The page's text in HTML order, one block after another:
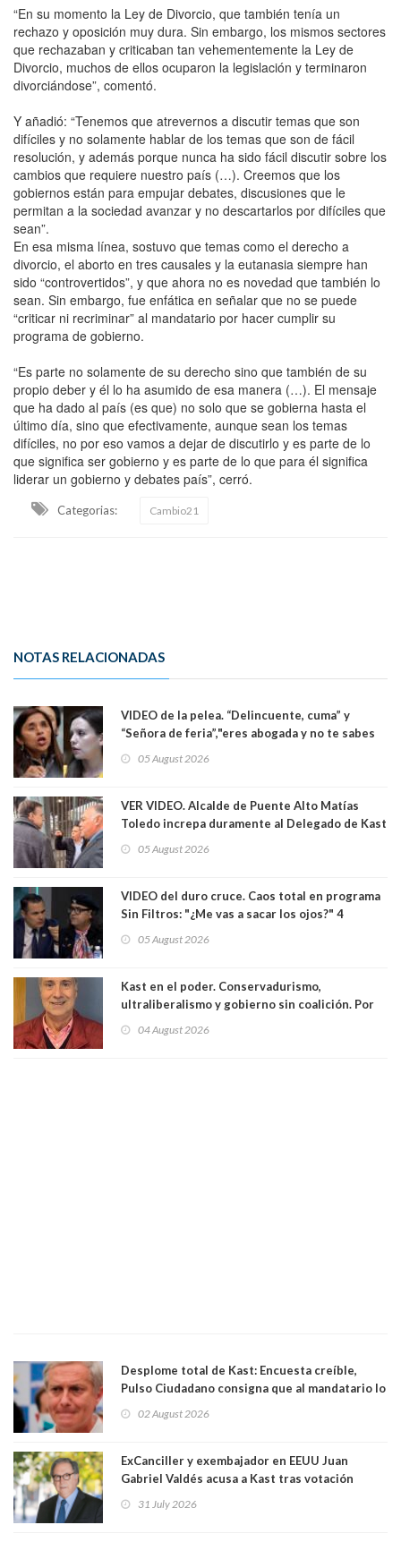
“En su momento la Ley de Divorcio, que también tenía un
rechazo y oposición muy dura. Sin embargo, los mismos sectores
que rechazaban y criticaban tan vehementemente la Ley de
Divorcio, muchos de ellos ocuparon la legislación y terminaron
divorciándose”, comentó.
Y añadió: “Tenemos que atrevernos a discutir temas que son
difíciles y no solamente hablar de los temas que son de fácil
resolución, y además porque nunca ha sido fácil discutir sobre los
cambios que requiere nuestro país (…). Creemos que los
gobiernos están para empujar debates, discusiones que le
permitan a la sociedad avanzar y no descartarlos por difíciles que
sean”.
En esa misma línea, sostuvo que temas como el derecho a
divorcio, el aborto en tres causales y la eutanasia siempre han
sido “controvertidos”, y que ahora no es novedad que también lo
sean. Sin embargo, fue enfática en señalar que no se puede
“criticar ni recriminar” al mandatario por hacer cumplir su
programa de gobierno.
“Es parte no solamente de su derecho sino que también de su
propio deber y él lo ha asumido de esa manera (…). El mensaje
que ha dado al país (es que) no solo que se gobierna hasta el
último día, sino que efectivamente, aunque sean los temas
difíciles, no por eso vamos a dejar de discutirlo y es parte de lo
que significa ser gobierno y es parte de lo que para él significa
liderar un gobierno y debates país”, cerró.
Categorias: Cambio21
NOTAS RELACIONADAS
VIDEO de la pelea. “Delincuente, cuma” y
“Señora de feria”,"eres abogada y no te sabes
senadoras Camila Flores y Fabiola Campillai en
05 August 2026
VER VIDEO. Alcalde de Puente Alto Matías
Toledo increpa duramente al Delegado de Kast
delegado nuevamente arrancando"
05 August 2026
VIDEO del duro cruce. Caos total en programa
Sin Filtros: "¿Me vas a sacar los ojos?" 4
excarabinero que dejó ciego a Gustavo Gatica:
05 August 2026
Kast en el poder. Conservadurismo,
ultraliberalismo y gobierno sin coalición. Por
04 August 2026
Desplome total de Kast: Encuesta creíble,
Pulso Ciudadano consigna que al mandatario lo
sacó en primera vuelta. Rechazo es de 58.9% y
64.8%
02 August 2026
ExCanciller y exembajador en EEUU Juan
Gabriel Valdés acusa a Kast tras votación
"Si hay una persona responsable es él"
31 July 2026